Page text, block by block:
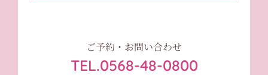
ご予約・お問い合わせ
TEL.0568-48-0800